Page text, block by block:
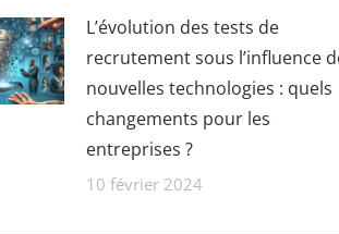
L’évolution des tests de
recrutement sous l’influence
nouvelles technologies : quels
changements pour les
entreprises ?
10 février 2024